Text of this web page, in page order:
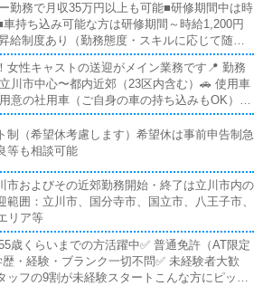
勤務で月収35万円以上も可能■研修期間中は時
持ち込み可能な方は研修期間～時給1,200円
給制度あり（勤務態度・スキルに応じて随時
女性キャストの送迎がメイン業務です📍 勤務
川市中心〜都内近郊（23区内含む）🚗 使用車
意の社用車（ご自身の車の持ち込みもOK）お
日の流れ：1. 出勤→車両点検・清掃2. キャスト
へ送迎3. 待機時間は休憩OK（スマホ・読書自
後、帰店して業務完了安心ポイント：・お客
はシンプルな指示でわかりやすい
制（希望休考慮します）希望休は事前申告制急
等も相談可能
市およびその近郊勤務開始・終了は立川市内の
範囲：立川市、国分寺市、国立市、八王子市、
リア等
歳くらいまでの方活躍中✅ 普通免許（AT限定
歴・経験・ブランク一切不問✅ 未経験者大歓
ッフの9割が未経験スタートこんな方にピッタ